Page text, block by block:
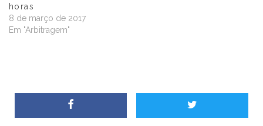
horas
8 de março de 2017
Em "Arbitragem"